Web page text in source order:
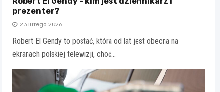
prezenter?
23 lutego 2026
Robert El Gendy to postać, która od lat jest obecna na
ekranach polskiej telewizji, choć…